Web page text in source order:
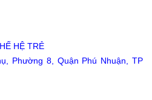
HỆ TRẺ
Phường 8, Quận Phú Nhuận, TP